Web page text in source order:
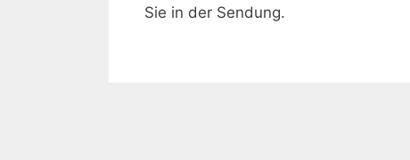
Sie in der Sendung.